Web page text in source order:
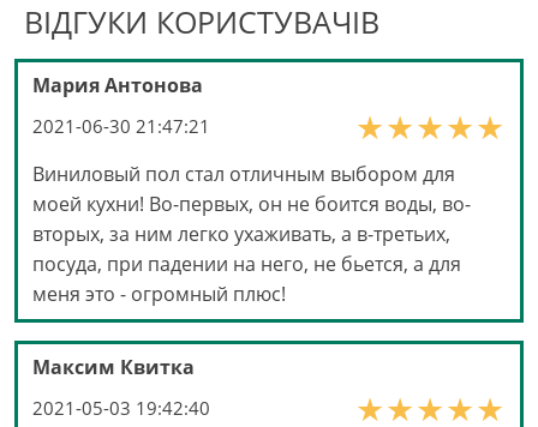
ВІДГУКИ КОРИСТУВАЧІВ
Мария Антонова
2021-06-30 21:47:21
Виниловый пол стал отличным выбором для
моей кухни! Во-первых, он не боится воды, во-
вторых, за ним легко ухаживать, а в-третьих,
посуда, при падении на него, не бьется, а для
меня это - огромный плюс!
Максим Квитка
2021-05-03 19:42:40